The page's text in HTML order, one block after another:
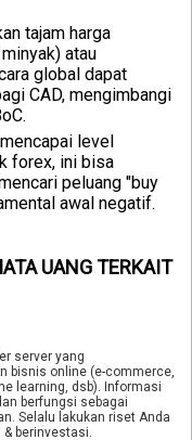
tajam harga
atau
global dapat
CAD, mengimbangi
level
forex, ini bisa
peluang "buy
awal negatif.
UANG TERKAIT
server yang
bisnis online (e-commerce,
learning, dsb). Informasi
berfungsi sebagai
Selalu lakukan riset Anda
berinvestasi.